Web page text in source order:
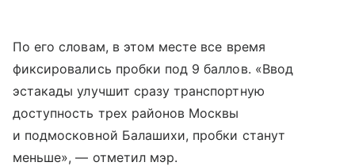
По его словам, в этом месте все время
фиксировались пробки под 9 баллов. «Ввод
эстакады улучшит сразу транспортную
доступность трех районов Москвы
и подмосковной Балашихи, пробки станут
меньше», — отметил мэр.